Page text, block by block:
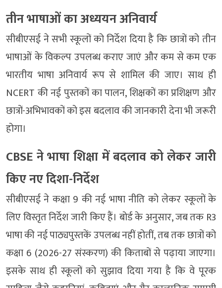
तीन भाषाओं का अध्ययन अनिवार्य
सीबीएसई ने सभी स्कूलों को निर्देश दिया है कि छात्रों को तीन
भाषाओं के विकल्प उपलब्ध कराए जाएं और कम से कम एक
भारतीय भाषा अनिवार्य रूप से शामिल की जाए। साथ ही
NCERT की नई पुस्तकों का पालन, शिक्षकों का प्रशिक्षण और
छात्रों-अभिभावकों को इस बदलाव की जानकारी देना भी जरूरी
होगा।
CBSE ने भाषा शिक्षा में बदलाव को लेकर जारी
किए नए दिशा-निर्देश
सीबीएसई ने कक्षा 9 की नई भाषा नीति को लेकर स्कूलों के
लिए विस्तृत निर्देश जारी किए हैं। बोर्ड के अनुसार, जब तक R3
भाषा की नई पाठ्यपुस्तकें उपलब्ध नहीं होतीं, तब तक छात्रों को
कक्षा 6 (2026-27 संस्करण) की किताबों से पढ़ाया जाएगा।
इसके साथ ही स्कूलों को सुझाव दिया गया है कि वे पूरक